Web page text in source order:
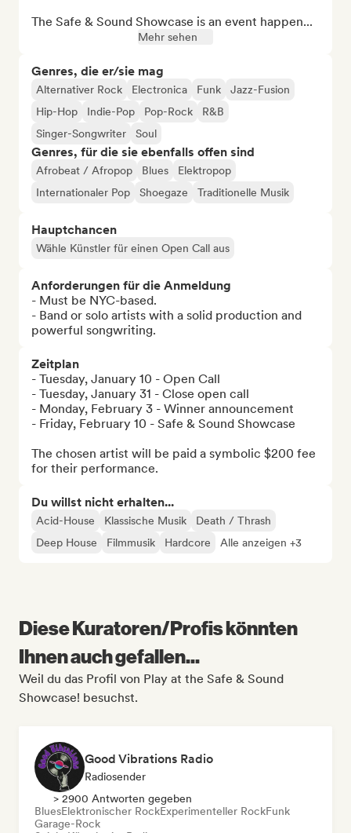
The Safe & Sound Showcase is an event happen...
Mehr sehen
Genres, die er/sie mag
Alternativer Rock Electronica Funk
Jazz-Fusion
Hip-Hop
Indie-Pop Pop-Rock
R&B
Singer-Songwriter
Soul
Genres, für die sie ebenfalls offen sind
Afrobeat / Afropop Blues
Elektropop
Internationaler Pop
Shoegaze Traditionelle Musik
Hauptchancen
Wähle Künstler für einen Open Call aus
Anforderungen für die Anmeldung
- Must be NYC-based.
- Band or solo artists with a solid production and
powerful songwriting.
Zeitplan
- Tuesday, January 10 - Open Call
- Tuesday, January 31 - Close open call
- Monday, February 3 - Winner announcement
- Friday, February 10 - Safe & Sound Showcase
The chosen artist will be paid a symbolic $200 fee
for their performance.
Du willst nicht erhalten...
Acid-House Klassische Musik
Death / Thrash
Deep House
Filmmusik Hardcore Alle anzeigen +3
Diese Kuratoren/Profis könnten
Ihnen auch gefallen...
Weil du das Profil von Play at the Safe & Sound
Showcase! besuchst.
Good Vibrations Radio
Radiosender
> 2900 Antworten gegeben
BluesElektronischer RockExperimenteller RockFunk
Garage-Rock